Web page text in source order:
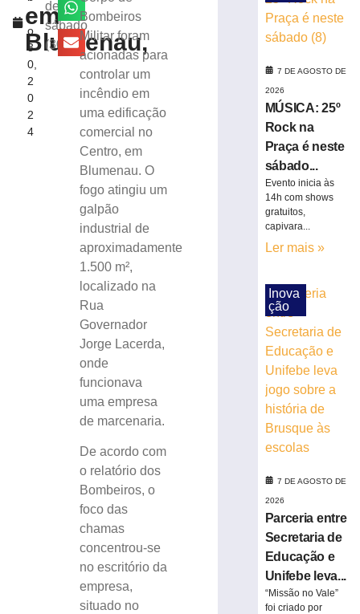
r
o
3
0,
2
0
2
4
em
Blumenau,
deste
sábado
(30/11)
Bombeiros
Militar foram
acionadas para
controlar um
incêndio em
uma edificação
comercial no
Centro, em
Blumenau. O
fogo atingiu um
galpão
industrial de
aproximadamente
1.500 m²,
localizado na
Rua
Governador
Jorge Lacerda,
onde
funcionava
uma empresa
de marcenaria.
De acordo com
o relatório dos
Bombeiros, o
foco das
chamas
concentrou-se
no escritório da
empresa,
situado no
tortura
filho
anos
agosto
Polícia
Militar
apreende
mais
quilos
(SC)
agosto
7 DE AGOSTO DE
2026
MÚSICA: 25º
Rock na
Praça é neste
sábado...
Evento inicia às
14h com shows
gratuitos,
capivara...
Ler mais »
Inova
ção
7 DE AGOSTO DE
2026
Parceria entre
Secretaria de
Educação e
Unifebe leva...
“Missão no Vale”
foi criado por